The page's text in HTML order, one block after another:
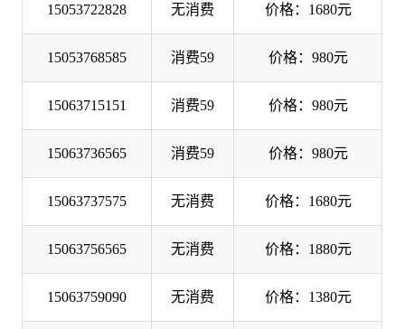
15053722828 无消费 价格：1680元
15053768585 消费59 价格：980元
15063715151 消费59 价格：980元
15063736565 消费59 价格：980元
15063737575 无消费 价格：1680元
15063756565 无消费 价格：1880元
15063759090 无消费 价格：1380元